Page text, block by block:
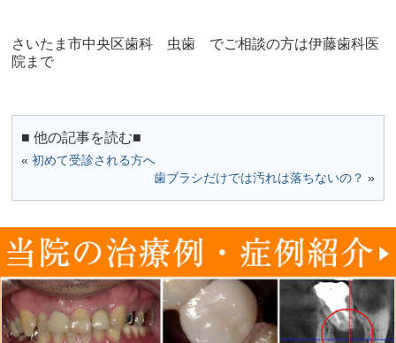
さいたま市中央区歯科 虫歯 でご相談の方は伊藤歯科医
院まで
■ 他の記事を読む■
«初めて受診される方へ
歯ブラシだけでは汚れは落ちないの？ »